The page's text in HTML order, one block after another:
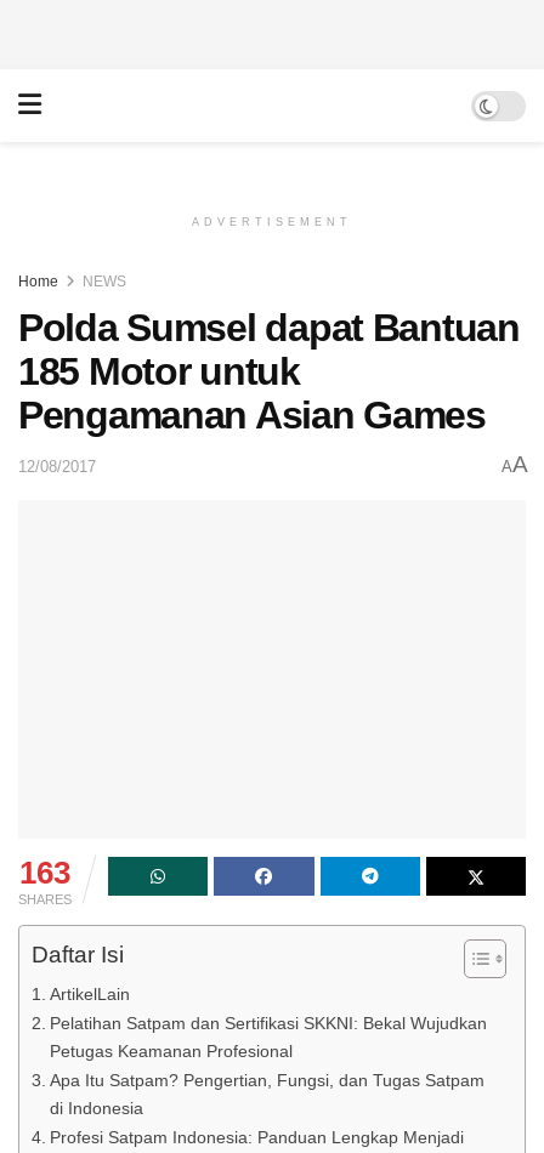
ADVERTISEMENT
Home NEWS
Polda Sumsel dapat Bantuan
185 Motor untuk
Pengamanan Asian Games
12/08/2017 AA
163
SHARES
Daftar Isi
ArtikelLain
Pelatihan Satpam dan Sertifikasi SKKNI: Bekal Wujudkan
Petugas Keamanan Profesional
Apa Itu Satpam? Pengertian, Fungsi, dan Tugas Satpam
di Indonesia
Profesi Satpam Indonesia: Panduan Lengkap Menjadi